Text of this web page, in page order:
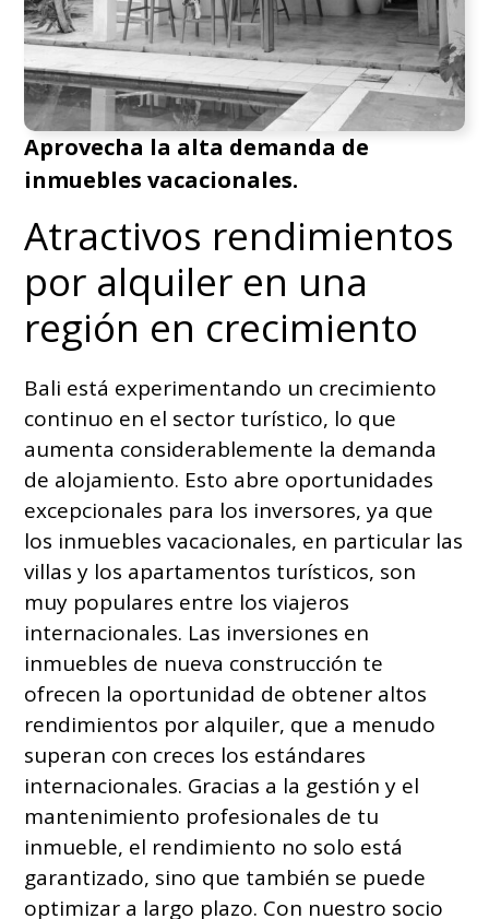
Aprovecha la alta demanda de
inmuebles vacacionales.
Atractivos rendimientos
por alquiler en una
región en crecimiento
Bali está experimentando un crecimiento
continuo en el sector turístico, lo que
aumenta considerablemente la demanda
de alojamiento. Esto abre oportunidades
excepcionales para los inversores, ya que
los inmuebles vacacionales, en particular las
villas y los apartamentos turísticos, son
muy populares entre los viajeros
internacionales. Las inversiones en
inmuebles de nueva construcción te
ofrecen la oportunidad de obtener altos
rendimientos por alquiler, que a menudo
superan con creces los estándares
internacionales. Gracias a la gestión y el
mantenimiento profesionales de tu
inmueble, el rendimiento no solo está
garantizado, sino que también se puede
optimizar a largo plazo. Con nuestro socio